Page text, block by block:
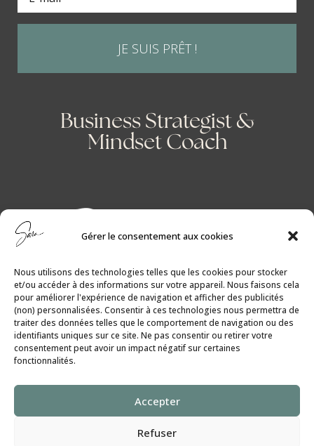
Gérer le consentement aux cookies
Nous utilisons des technologies telles que les cookies pour stocker
et/ou accéder à des informations sur votre appareil. Nous faisons cela
pour améliorer l'expérience de navigation et afficher des publicités
(non) personnalisées. Consentir à ces technologies nous permettra de
traiter des données telles que le comportement de navigation ou des
identifiants uniques sur ce site. Ne pas consentir ou retirer votre
consentement peut avoir un impact négatif sur certaines
fonctionnalités.
Accepter
Refuser
JE SUIS PRÊT !
Business Strategist &
Mindset Coach
Politique de Cookies│Politique de
Confidentialité